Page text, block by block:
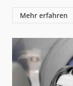
Mehr erfahren